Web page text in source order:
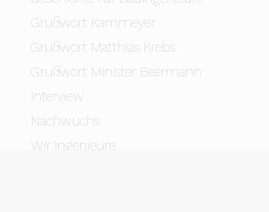
Grußwort Kammeyer
Grußwort Matthias Krebs
Grußwort Minister Beermann
Interview
Nachwuchs
Wir Ingenieure